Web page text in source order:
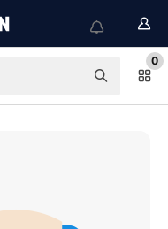
0